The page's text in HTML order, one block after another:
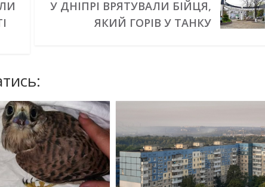
У ДНІПРІ ВРЯТУВАЛИ БІЙЦЯ,
ЯКИЙ ГОРІВ У ТАНКУ